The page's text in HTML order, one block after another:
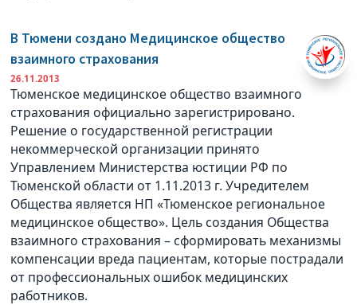
В Тюмени создано Медицинское общество
взаимного страхования
26.11.2013
Тюменское медицинское общество взаимного
страхования официально зарегистрировано.
Решение о государственной регистрации
некоммерческой организации принято
Управлением Министерства юстиции РФ по
Тюменской области от 1.11.2013 г. Учредителем
Общества является НП «Тюменское региональное
медицинское общество». Цель создания Общества
взаимного страхования – сформировать механизмы
компенсации вреда пациентам, которые пострадали
от профессиональных ошибок медицинских
работников.